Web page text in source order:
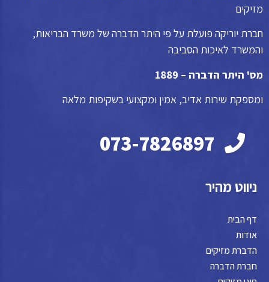
מזיקים
חברת יוריקה פועלת על פי היתר הדברה של משרד הבריאות,
והמשרד לאיכות הסביבה
מס' היתר הדברה – 1889
ומספקת שירות אדיב, אמין ומקצועי בשקיפות מלאה
ניווט מהיר
דף הבית
אודות
הדברת מזיקים
חברת הדברה